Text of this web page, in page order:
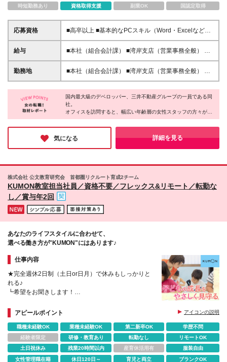
時短勤務あり 資格取得支援 副業OK 国認定取得
応募資格
■高卒以上 ■基本的なPCスキル（Word・Excelなど）
をお持ちの方 特別な知識や経験は必要ありません。
これまでの経験よりも、周囲とのコミュニケーション
んな方を歓迎します】 ■チームワークを大切にできる
方 ■コツコツと正確に業務を進めることが得意な方 ■
据えて長期的なキャリアを築きたい方
給与
■本社（組合会計課） ■湾岸支店（営業事務全般） 月
給209,500円～229,500円＋賞与（年間2ヶ月間） ■東
京西支店（庶務全般） 時給1,460円 ※経験・能力など
と／勤務成績・勤務態度などを考慮し更新を判断）
・正社員登用制度あり ・無期雇用転換制度あり ◎試
用期間3ヶ月あり （期間中、給与・待遇などに差異は
勤務地
■本社（組合会計課） ■湾岸支店（営業事務全般） 東
京都江東区豊洲5-6-52 NBF豊洲キャナルフロント4F
■東京西支店（庶務全般） 東京都世田谷区用賀4-5-
16 TEビル (変更の範囲)上記を除く当社関連勤務地
国内最大級のデベロッパー、三井不動産グループの一員である同
社。
オフィスを訪問すると、幅広い年齢層の女性スタッフの方々が活
躍していました！仕事はキッチリ、OFFはゆったりといった印象
で、休憩時間は和やかで和気あいあいとした雰囲気が社内全体に
広がっていました！「居心地のいい会社」とは、まさにこのよう
な環境を指すのだと実感しました♪
気になる 詳細を見る
株式会社 公文教育研究会 首都圏リクルート育成2チーム
KUMON教室担当社員／資格不要／フレックス&リモート／転勤な
し／賞与年2回
あなたのライフスタイルに合わせて、
選べる働き方が"KUMON"にはあります♪
仕事内容
★完全週休2日制（土日or日月）で休みもしっかりと
れる♪
┗希望をお聞きします！
★フレックス＆リモートワーク
★賞与年2回・正社員登用あり
アピールポイント アイコンの説明
職種未経験OK 業種未経験OK 第二新卒OK
学歴不問
経験者限定
研修・教育あり 転勤なし
リモートOK
土日祝休み
残業20時間以内 産育休活用有
服装自由
女性管理職在籍
休日120日～ 育児と両立
ブランクOK